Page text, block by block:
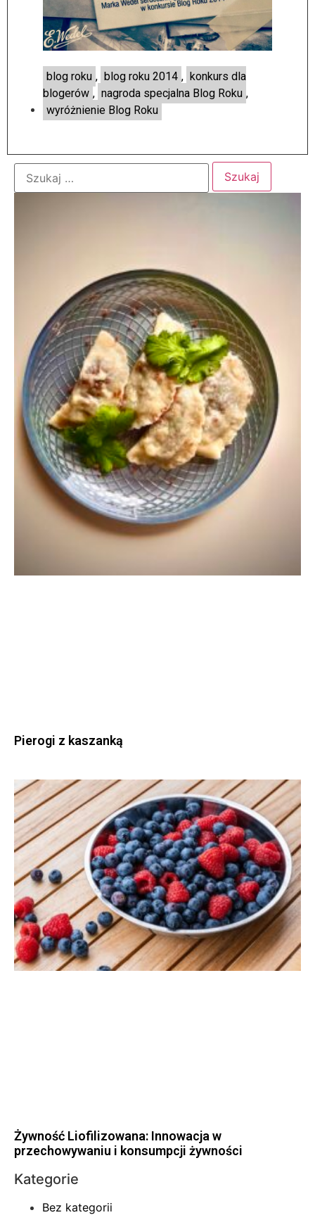
blog roku , blog roku 2014 , konkurs dla
blogerów , nagroda specjalna Blog Roku ,
wyróżnienie Blog Roku
Pierogi z kaszanką
Żywność Liofilizowana: Innowacja w
przechowywaniu i konsumpcji żywności
Kategorie
Bez kategorii